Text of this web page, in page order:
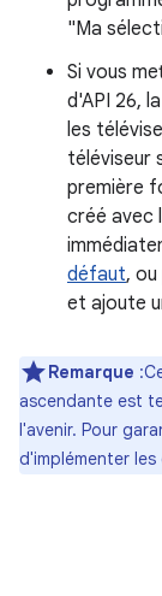
"Ma
Si vous
d'API 26,
les
téléviseur
première
créé avec
défaut,
et ajoute
Remarque
ascendante est
l'avenir. Pour
d'implémenter